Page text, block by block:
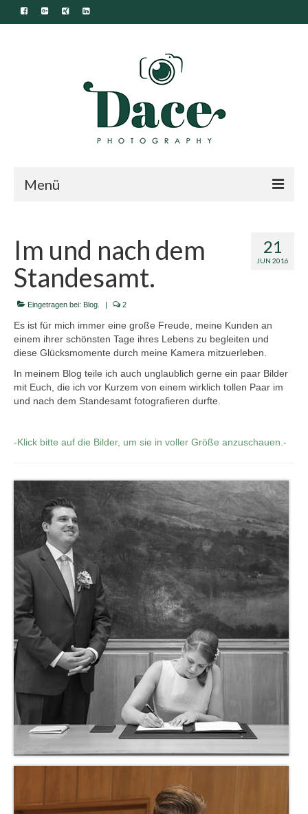
Menü
Portfolio.
Familie.
Newborn.
Hochzeit.
Businessbilder.
Kontakt.
21
JUN 2016
Im und nach dem
Standesamt.
Eingetragen bei: Blog. | 2
Es ist für mich immer eine große Freude, meine Kunden an
einem ihrer schönsten Tage ihres Lebens zu begleiten und
diese Glücksmomente durch meine Kamera mitzuerleben.
In meinem Blog teile ich auch unglaublich gerne ein paar Bilder
mit Euch, die ich vor Kurzem von einem wirklich tollen Paar im
und nach dem Standesamt fotografieren durfte.
-Klick bitte auf die Bilder, um sie in voller Größe anzuschauen.-